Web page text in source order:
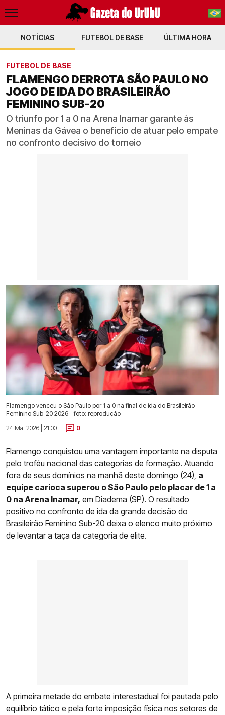
PT-BR
NOTÍCIAS FUTEBOL DE BASE ÚLTIMA HORA
FUTEBOL DE BASE
FLAMENGO DERROTA SÃO PAULO NO
JOGO DE IDA DO BRASILEIRÃO
FEMININO SUB-20
O triunfo por 1 a 0 na Arena Inamar garante às
Meninas da Gávea o benefício de atuar pelo empate
no confronto decisivo do torneio
Flamengo venceu o São Paulo por 1 a 0 na final de ida do Brasileirão
Feminino Sub-20 2026 - foto: reprodução
24 Mai 2026 | 21:00 |
0
Flamengo conquistou uma vantagem importante na disputa
pelo troféu nacional das categorias de formação. Atuando
fora de seus domínios na manhã deste domingo (24), a
equipe carioca superou o São Paulo pelo placar de 1 a
0 na Arena Inamar, em Diadema (SP). O resultado
positivo no confronto de ida da grande decisão do
Brasileirão Feminino Sub-20 deixa o elenco muito próximo
de levantar a taça da categoria de elite.
A primeira metade do embate interestadual foi pautada pelo
equilíbrio tático e pela forte imposição física nos setores de